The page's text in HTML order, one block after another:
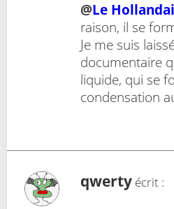
@Le
raison, il se
Je me suis
documentaire
liquide, qui se
condensation
qwerty écrit :